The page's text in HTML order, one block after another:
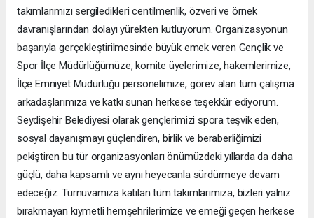
takımlarımızı sergiledikleri centilmenlik, özveri ve örnek
davranışlarından dolayı yürekten kutluyorum. Organizasyonun
başarıyla gerçekleştirilmesinde büyük emek veren Gençlik ve
Spor İlçe Müdürlüğümüze, komite üyelerimize, hakemlerimize,
İlçe Emniyet Müdürlüğü personelimize, görev alan tüm çalışma
arkadaşlarımıza ve katkı sunan herkese teşekkür ediyorum.
Seydişehir Belediyesi olarak gençlerimizi spora teşvik eden,
sosyal dayanışmayı güçlendiren, birlik ve beraberliğimizi
pekiştiren bu tür organizasyonları önümüzdeki yıllarda da daha
güçlü, daha kapsamlı ve aynı heyecanla sürdürmeye devam
edeceğiz. Turnuvamıza katılan tüm takımlarımıza, bizleri yalnız
bırakmayan kıymetli hemşehrilerimize ve emeği geçen herkese